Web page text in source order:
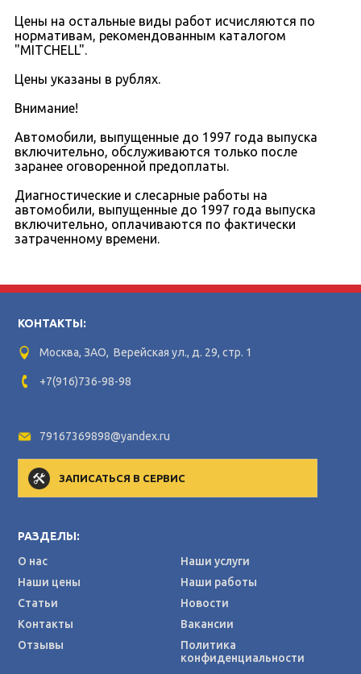
Цены на остальные виды работ исчисляются по
нормативам, рекомендованным каталогом
"MITCHELL".
Цены указаны в рублях.
Внимание!
Автомобили, выпущенные до 1997 года выпуска
включительно, обслуживаются только после
заранее оговоренной предоплаты.
Диагностические и слесарные работы на
автомобили, выпущенные до 1997 года выпуска
включительно, оплачиваются по фактически
затраченному времени.
КОНТАКТЫ:
Москва, ЗАО, Верейская ул., д. 29, стр. 1
+7(916)736-98-98
79167369898@yandex.ru
ЗАПИСАТЬСЯ В СЕРВИС
РАЗДЕЛЫ:
О нас
Наши услуги
Наши цены
Наши работы
Статьи
Новости
Контакты
Вакансии
Отзывы
Политика
конфиденциальности